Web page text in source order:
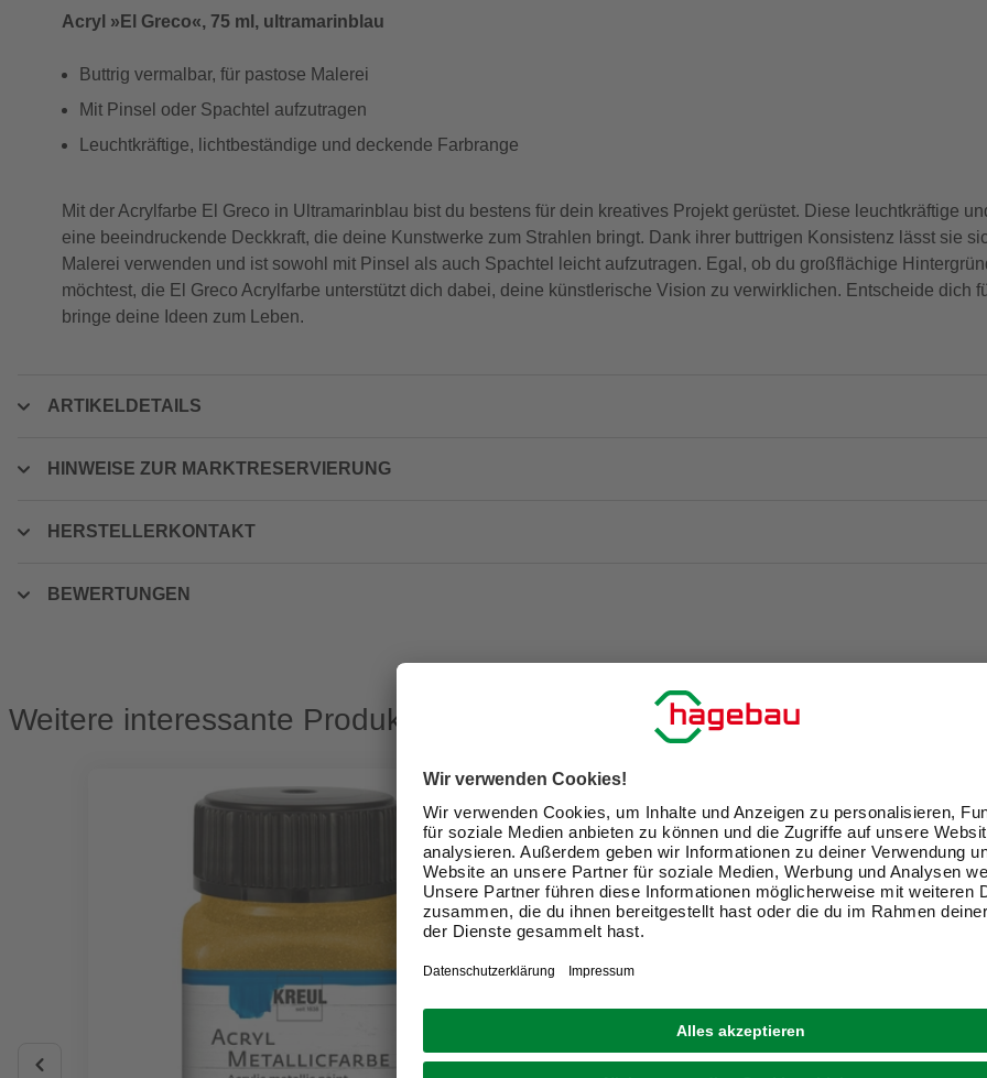
Acryl »El Greco«, 75 ml, ultramarinblau
Buttrig vermalbar, für pastose Malerei
Mit Pinsel oder Spachtel aufzutragen
Leuchtkräftige, lichtbeständige und deckende Farbrange
Mit der Acrylfarbe El Greco in Ultramarinblau bist du bestens für dein kreatives Projekt gerüstet. Diese leuchtkräftige
eine beeindruckende Deckkraft, die deine Kunstwerke zum Strahlen bringt. Dank ihrer buttrigen Konsistenz lässt sie
Malerei verwenden und ist sowohl mit Pinsel als auch Spachtel leicht aufzutragen. Egal, ob du großflächige
möchtest, die El Greco Acrylfarbe unterstützt dich dabei, deine künstlerische Vision zu verwirklichen. Entscheide dich
bringe deine Ideen zum Leben.
ARTIKELDETAILS
HINWEISE ZUR MARKTRESERVIERUNG
HERSTELLERKONTAKT
BEWERTUNGEN
Weitere interessante Produkte